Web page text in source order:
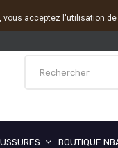
BOUTIQUE
vous acceptez l'utilisation